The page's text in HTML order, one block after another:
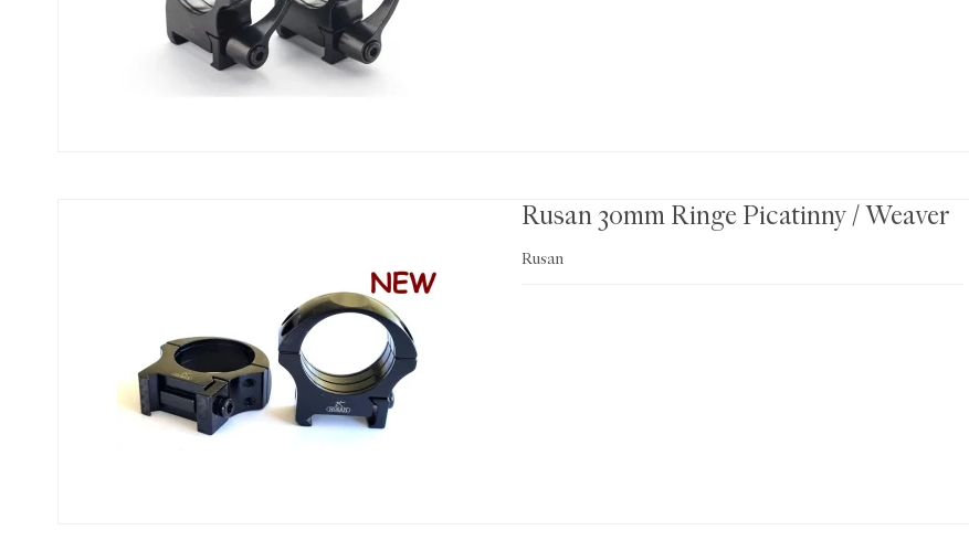
Rusan 30mm Ringe Picatinny / Weaver
Rusan